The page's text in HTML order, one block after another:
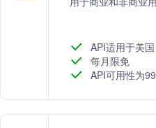
API适用于美国
每月限免
API可用性为